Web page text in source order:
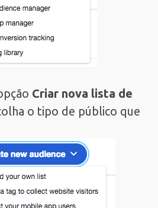
Criar nova lista de
o tipo de público que